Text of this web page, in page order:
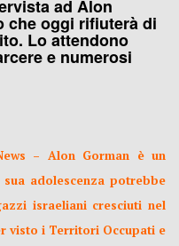
ad Alon
che oggi rifiuterà di
Lo attendono
e numerosi
– Alon Gorman è un
adolescenza potrebbe
israeliani cresciuti nel
visto i Territori Occupati e